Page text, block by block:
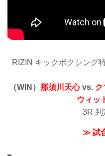
RIZIN キックボクシング
（WIN） 那須川天心vs. ク
ウィッ
3R 判
≫ 試